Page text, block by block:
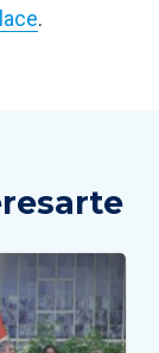
.